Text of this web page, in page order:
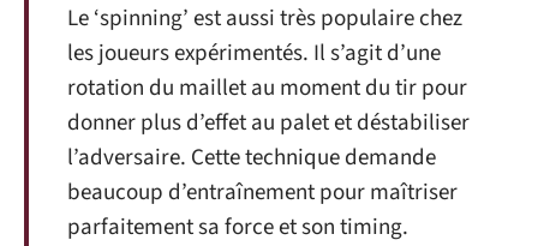
Le ‘spinning’ est aussi très populaire chez
les joueurs expérimentés. Il s’agit d’une
rotation du maillet au moment du tir pour
donner plus d’effet au palet et déstabiliser
l’adversaire. Cette technique demande
beaucoup d’entraînement pour maîtriser
parfaitement sa force et son timing.